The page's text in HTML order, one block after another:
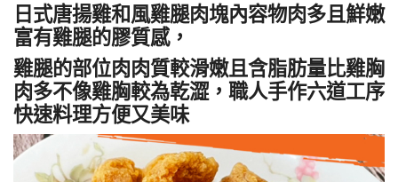
日式唐揚雞和風雞腿肉塊內容物肉多且鮮嫩
富有雞腿的膠質感，
雞腿的部位肉肉質較滑嫩且含脂肪量比雞胸
肉多不像雞胸較為乾澀，職人手作六道工序
快速料理方便又美味